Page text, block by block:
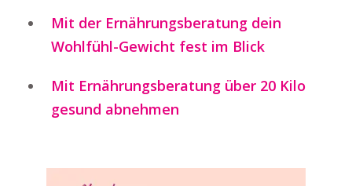
Mit der Ernährungsberatung dein
Wohlfühl-Gewicht fest im Blick
Mit Ernährungsberatung über 20 Kilo
gesund abnehmen